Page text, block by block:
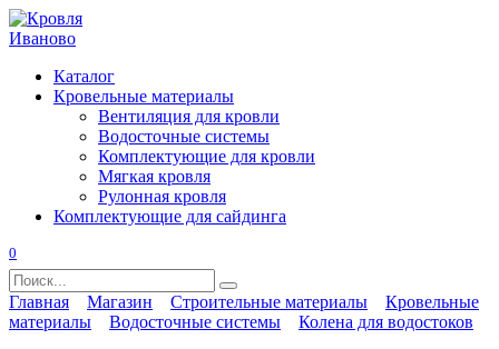
Перейти
к
Каталог
Кровельные материалы
Вентиляция для кровли
Водосточные системы
Комплектующие для кровли
Мягкая кровля
Рулонная кровля
Комплектующие для сайдинга
0
Search
for:
Главная Магазин Строительные материалы
Кровельные
материалы
Водосточные системы Колена для водостоков